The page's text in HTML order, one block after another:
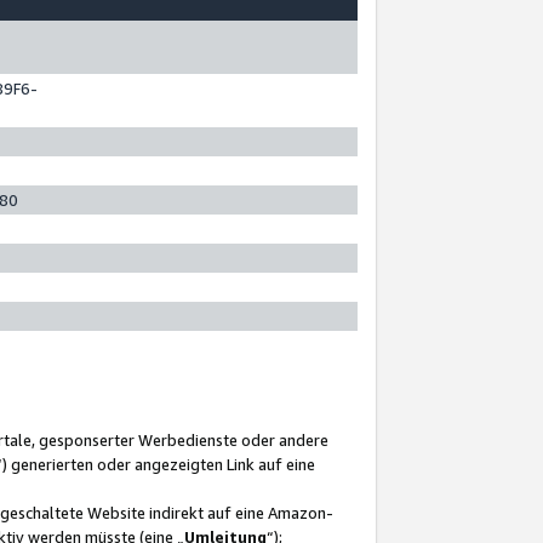
gesponserter Werbedienste oder andere
generierten oder angezeigten Link auf eine
Website indirekt auf eine Amazon-
werden müsste (eine „ Umleitung“);